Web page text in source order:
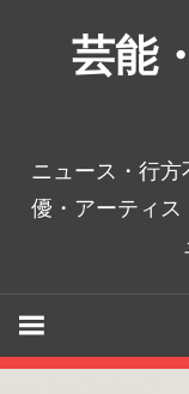
芸能
ニュース・行
優・アーティ